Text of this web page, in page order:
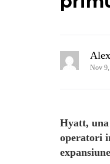
Nov
Hyatt,
operatori